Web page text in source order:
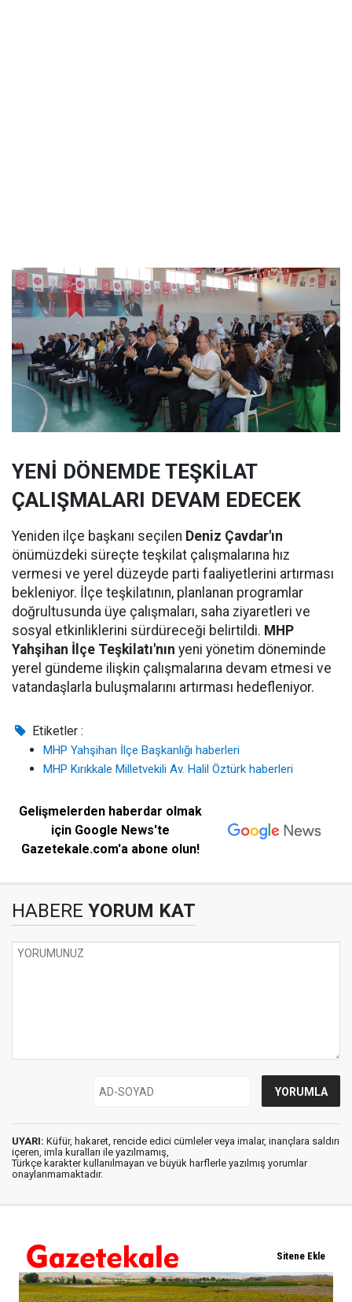
YENİ DÖNEMDE TEŞKİLAT
ÇALIŞMALARI DEVAM EDECEK
Yeniden ilçe başkanı seçilen Deniz Çavdar'ın
önümüzdeki süreçte teşkilat çalışmalarına hız
vermesi ve yerel düzeyde parti faaliyetlerini artırması
bekleniyor. İlçe teşkilatının, planlanan programlar
doğrultusunda üye çalışmaları, saha ziyaretleri ve
sosyal etkinliklerini sürdüreceği belirtildi. MHP
Yahşihan İlçe Teşkilatı'nın yeni yönetim döneminde
yerel gündeme ilişkin çalışmalarına devam etmesi ve
vatandaşlarla buluşmalarını artırması hedefleniyor.
Etiketler :
MHP Yahşihan İlçe Başkanlığı haberleri
MHP Kırıkkale Milletvekili Av. Halil Öztürk haberleri
Gelişmelerden haberdar olmak
için Google News'te
Gazetekale.com'a abone olun!
HABERE YORUM KAT
UYARI: Küfür, hakaret, rencide edici cümleler veya imalar, inançlara saldırı
içeren, imla kuralları ile yazılmamış,
Türkçe karakter kullanılmayan ve büyük harflerle yazılmış yorumlar
onaylanmamaktadır.